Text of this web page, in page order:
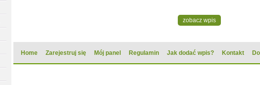
zobacz wpis
Home Zarejestruj się Mój panel Regulamin Jak dodać wpis? Kontakt